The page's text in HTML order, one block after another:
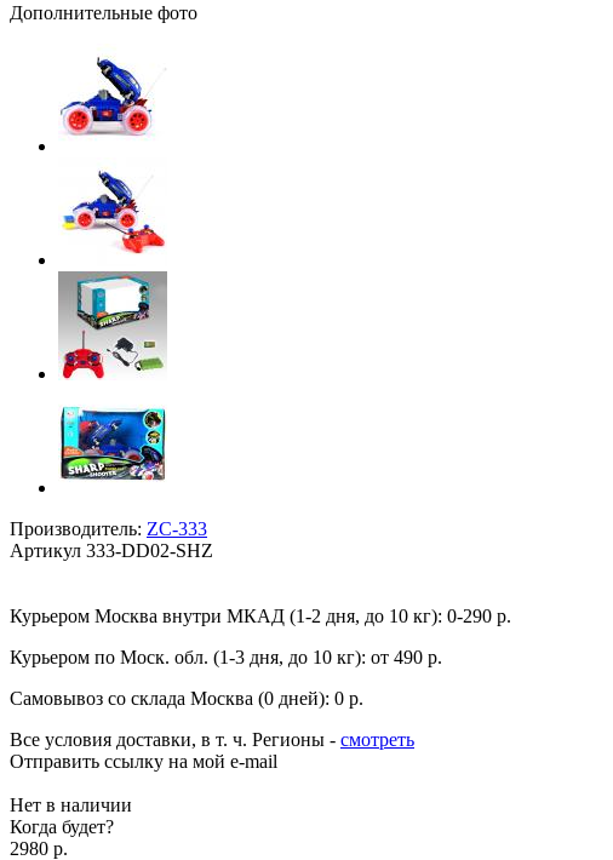
Дополнительные фото
Производитель: ZC-333
Артикул 333-DD02-SHZ
Курьером Москва внутри МКАД (1-2 дня, до 10 кг): 0-290 р.
Курьером по Моск. обл. (1-3 дня, до 10 кг): от 490 р.
Самовывоз со склада Москва (0 дней): 0 р.
Все условия доставки, в т. ч. Регионы - смотреть
Отправить ссылку на мой e-mail
Нет в наличии
Когда будет?
2980 р.